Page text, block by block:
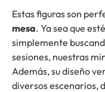
Estas figuras son
mesa. Ya sea que
simplemente
sesiones, nuestras
Además, su diseño
diversos escenarios,